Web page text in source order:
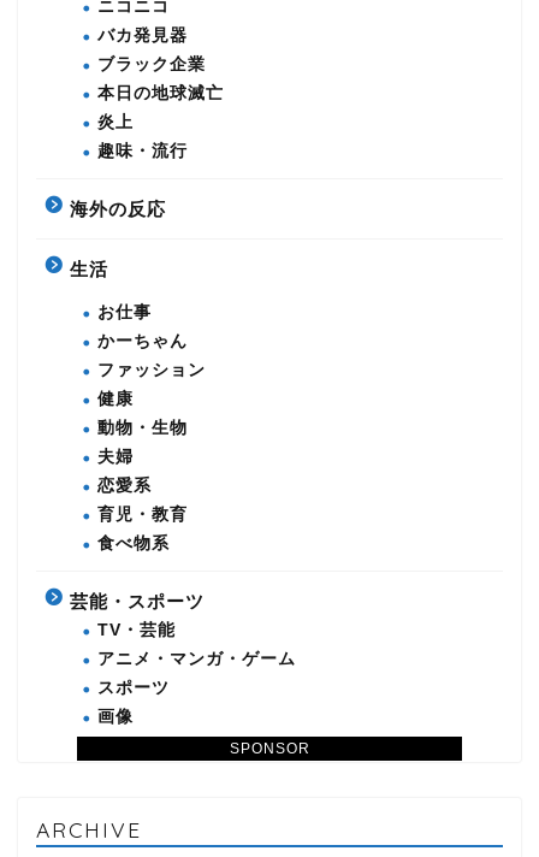
SPONSOR
ニコニコ
バカ発見器
ブラック企業
本日の地球滅亡
炎上
趣味・流行
海外の反応
生活
お仕事
かーちゃん
ファッション
健康
動物・生物
夫婦
恋愛系
育児・教育
食べ物系
芸能・スポーツ
TV・芸能
アニメ・マンガ・ゲーム
スポーツ
画像
ARCHIVE